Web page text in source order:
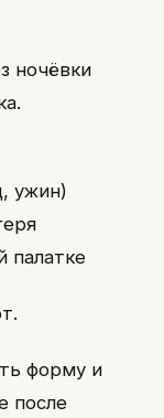
ночёвки
ужин)
палатке
форму и
после